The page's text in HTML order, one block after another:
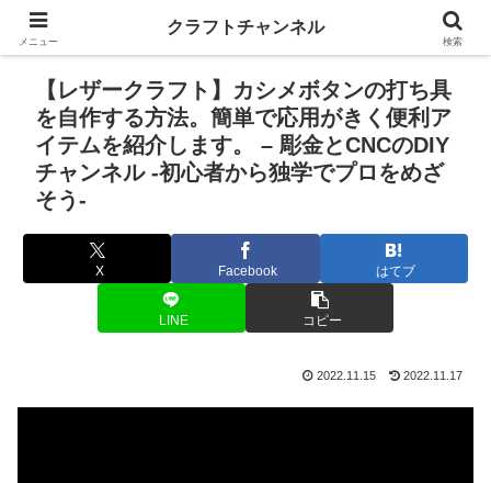
【レザークラフト】カシメボタンの打ち具
を自作する方法。簡単で応用がきく便利ア
イテムを紹介します。 – 彫金とCNCのDIY
チャンネル -初心者から独学でプロをめざ
そう-
X Facebook はてブ
LINE コピー
2022.11.15 2022.11.17
メニュー
クラフトチャンネル
検索